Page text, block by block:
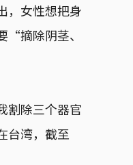
，女性想把身
摘除阴茎、
割除三个器官
台湾，截至